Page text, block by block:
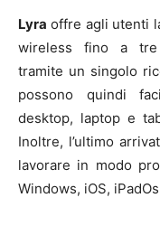
Lyra offre agli utenti
wireless fino a tre
tramite un singolo
possono quindi
desktop, laptop e
Inoltre, l’ultimo
lavorare in modo
Windows, iOS,